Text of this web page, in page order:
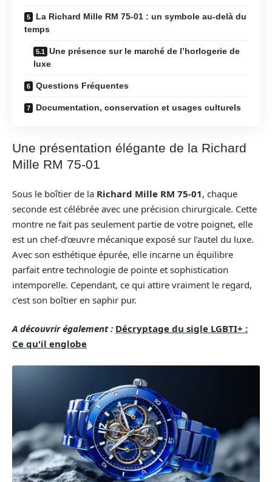
La Richard Mille RM 75-01 : un symbole au-delà du
temps
Une présence sur le marché de l’horlogerie de
luxe
Questions Fréquentes
Documentation, conservation et usages culturels
Une présentation élégante de la Richard
Mille RM 75-01
Sous le boîtier de la Richard Mille RM 75-01, chaque
seconde est célébrée avec une précision chirurgicale. Cette
montre ne fait pas seulement partie de votre poignet, elle
est un chef-d’œuvre mécanique exposé sur l’autel du luxe.
Avec son esthétique épurée, elle incarne un équilibre
parfait entre technologie de pointe et sophistication
intemporelle. Cependant, ce qui attire vraiment le regard,
c’est son boîtier en saphir pur.
A découvrir également : Décryptage du sigle LGBTI+ :
Ce qu'il englobe